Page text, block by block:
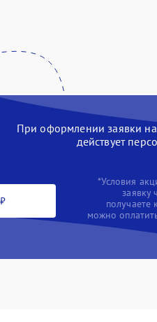
При оформлении заявки на
действует
*Условия
заявку
можно